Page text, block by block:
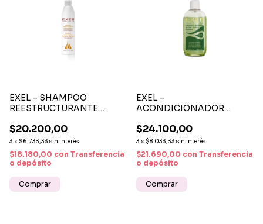
EXEL – SHAMPOO
REESTRUCTURANTE
HIDRATACIÓN Y
REPARACIÓN CAPILAR
$20.200,00
3 x $6.733,33 sin interés
$18.180,00 con Transferencia
o depósito
EXEL –
ACONDICIONADOR
CORTE DE CABELLO
DESENREDO Y CONTROL
$24.100,00
3 x $8.033,33 sin interés
$21.690,00 con Transferencia
o depósito